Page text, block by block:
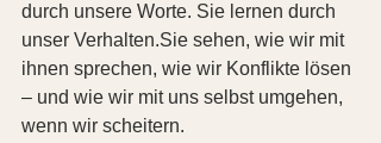
durch unsere Worte. Sie lernen durch
unser Verhalten.Sie sehen, wie wir mit
ihnen sprechen, wie wir Konflikte lösen
– und wie wir mit uns selbst umgehen,
wenn wir scheitern.